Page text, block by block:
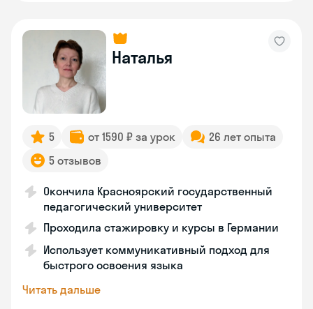
Наталья
5 от 1590 ₽ за урок
26 лет опыта
5 отзывов
Окончила Красноярский государственный
педагогический университет
Проходила стажировку и курсы в Германии
Использует коммуникативный подход для
быстрого освоения языка
Читать дальше